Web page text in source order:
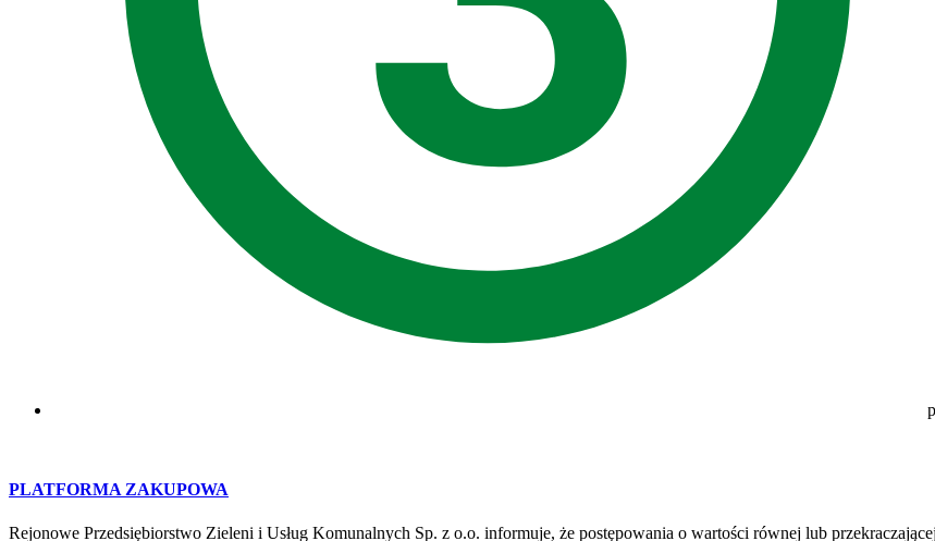
PLATFORMA ZAKUPOWA
Rejonowe Przedsiębiorstwo Zieleni i Usług Komunalnych Sp. z o.o. informuje, że postępowania o wartości równej lub